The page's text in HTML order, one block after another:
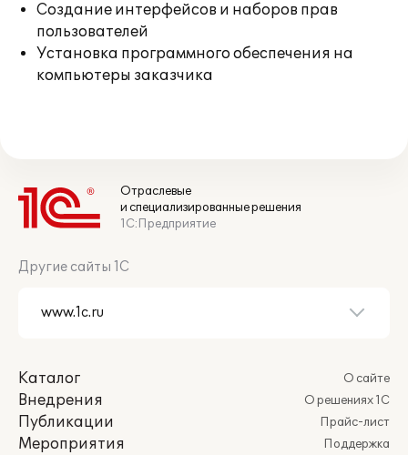
Создание интерфейсов и наборов прав
пользователей
Установка программного обеспечения на
компьютеры заказчика
Отраслевые
и специализированные решения
1С:Предприятие
Другие сайты 1С
Каталог
Внедрения
Публикации
Мероприятия
О сайте
О решениях 1С
Прайс-лист
Поддержка